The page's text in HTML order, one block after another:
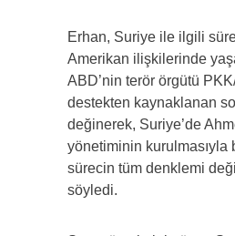
Erhan, Suriye ile ilgili
Amerikan ilişkilerinde
ABD’nin terör örgütü
destekten kaynaklanan
değinerek, Suriye’de
yönetiminin kurulmasıyla
sürecin tüm denklemi
söyledi.